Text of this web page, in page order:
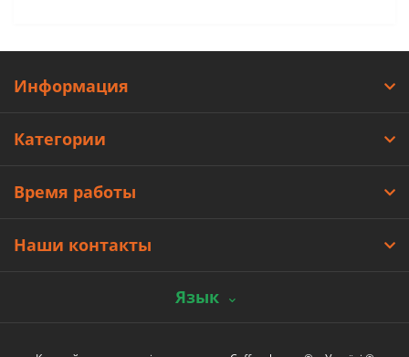
Информация
Категории
Время работы
Наши контакты
Язык